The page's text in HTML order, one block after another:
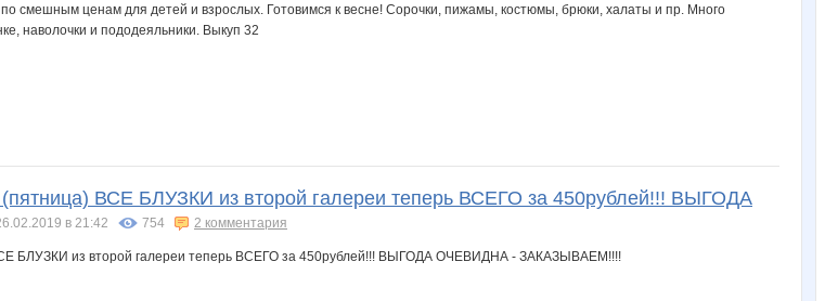
ВСЕ БЛУЗКИ из второй галереи теперь ВСЕГО за 450рублей!!! ВЫГОДА
в 21:42 754 2 комментария